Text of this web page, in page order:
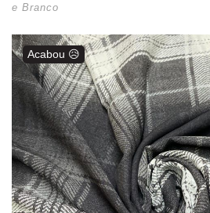
e Branco
Acabou 😥